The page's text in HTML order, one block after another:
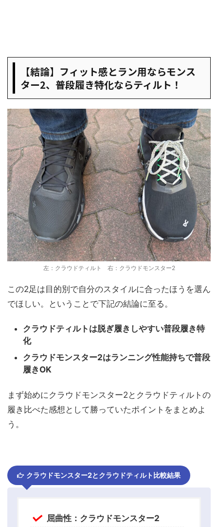
【結論】フィット感とラン用ならモンス
ター2、普段履き特化ならティルト！
左：クラウドティルト 右：クラウドモンスター2
この2足は目的別で自分のスタイルに合ったほうを選ん
でほしい。ということで下記の結論に至る。
クラウドティルトは脱ぎ履きしやすい普段履き特
化
クラウドモンスター2はランニング性能持ちで普段
履きOK
まず始めにクラウドモンスター2とクラウドティルトの
履き比べた感想として勝っていたポイントをまとめよ
う。
クラウドモンスター2とクラウドティルト比較結果
屈曲性：クラウドモンスター2